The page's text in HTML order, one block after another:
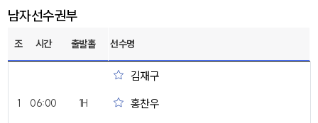
남자선수권부
조 시간 출발홀 선수명
1 06:00 1H
김재구
홍찬우